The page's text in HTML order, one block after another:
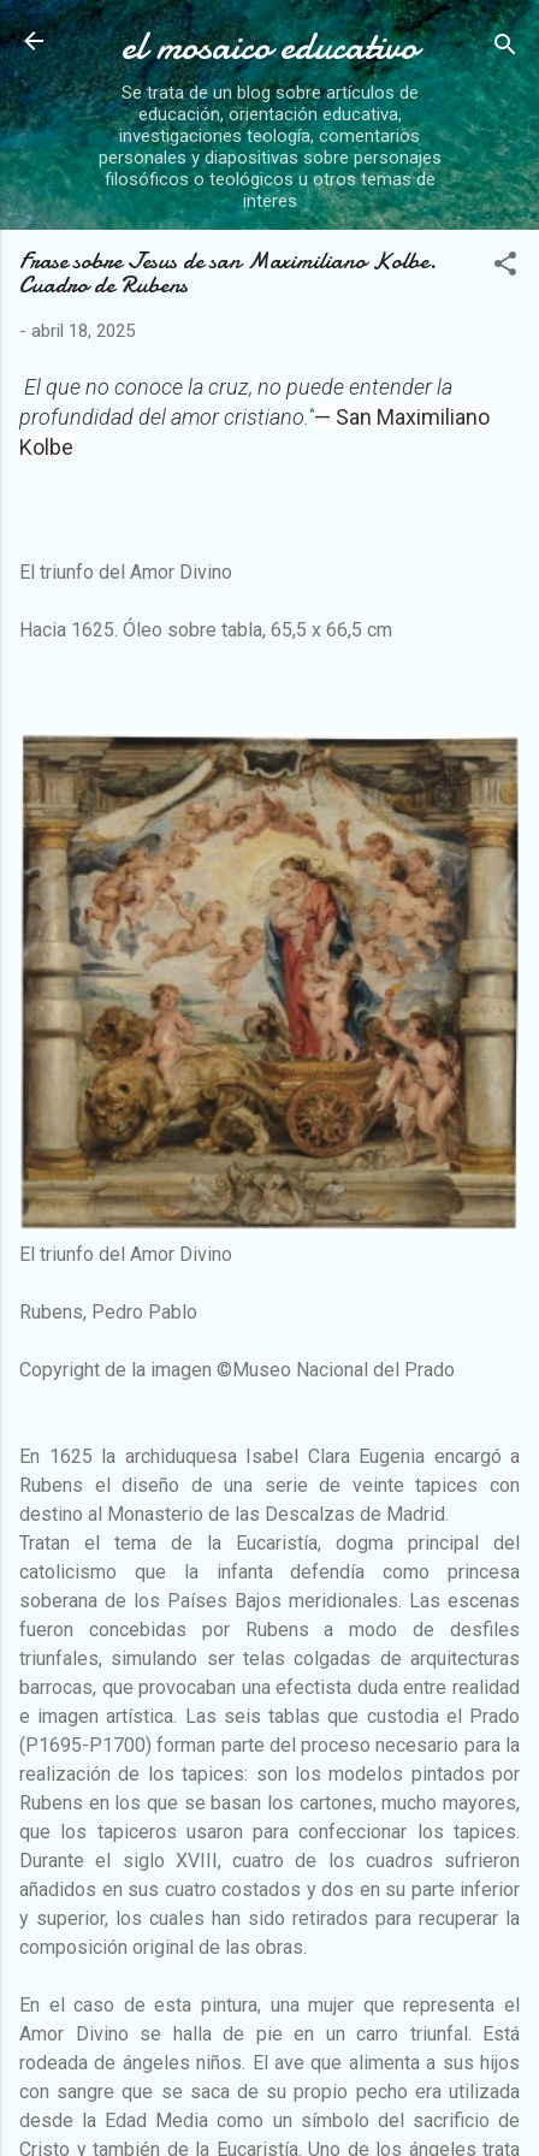
Ir al contenido principal
el mosaico educativo
Se trata de un blog sobre artículos de
educación, orientación educativa,
investigaciones teología, comentarios
personales y diapositivas sobre personajes
filosóficos o teológicos u otros temas de
interes
Frase sobre Jesus de san Maximiliano Kolbe.
Cuadro de Rubens
- abril 18, 2025
El que no conoce la cruz, no puede entender la
profundidad del amor cristiano.”— San Maximiliano
Kolbe
El triunfo del Amor Divino
Hacia 1625. Óleo sobre tabla, 65,5 x 66,5 cm
El triunfo del Amor Divino
Rubens, Pedro Pablo
Copyright de la imagen ©Museo Nacional del Prado
En 1625 la archiduquesa Isabel Clara Eugenia encargó a
Rubens el diseño de una serie de veinte tapices con
destino al Monasterio de las Descalzas de Madrid.
Tratan el tema de la Eucaristía, dogma principal del
catolicismo que la infanta defendía como princesa
soberana de los Países Bajos meridionales. Las escenas
fueron concebidas por Rubens a modo de desfiles
triunfales, simulando ser telas colgadas de arquitecturas
barrocas, que provocaban una efectista duda entre realidad
e imagen artística. Las seis tablas que custodia el Prado
(P1695-P1700) forman parte del proceso necesario para la
realización de los tapices: son los modelos pintados por
Rubens en los que se basan los cartones, mucho mayores,
que los tapiceros usaron para confeccionar los tapices.
Durante el siglo XVIII, cuatro de los cuadros sufrieron
añadidos en sus cuatro costados y dos en su parte inferior
y superior, los cuales han sido retirados para recuperar la
composición original de las obras.
En el caso de esta pintura, una mujer que representa el
Amor Divino se halla de pie en un carro triunfal. Está
rodeada de ángeles niños. El ave que alimenta a sus hijos
con sangre que se saca de su propio pecho era utilizada
desde la Edad Media como un símbolo del sacrificio de
Cristo y también de la Eucaristía. Uno de los ángeles trata